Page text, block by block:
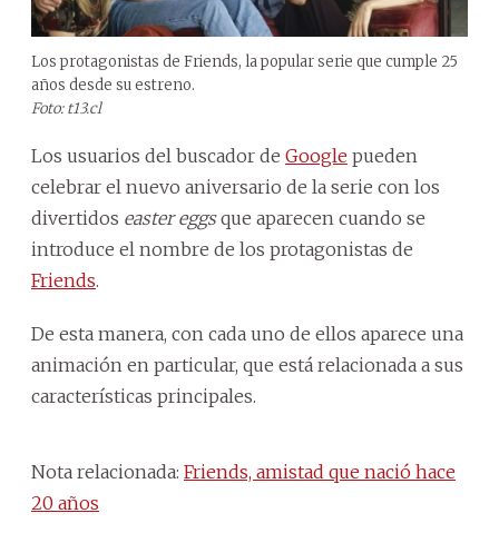
Los protagonistas de Friends, la popular serie que cumple 25
años desde su estreno.
Foto: t13.cl
Los usuarios del buscador de Google pueden
celebrar el nuevo aniversario de la serie con los
divertidos easter eggsque aparecen cuando se
introduce el nombre de los protagonistas de
Friends.
De esta manera, con cada uno de ellos aparece una
animación en particular, que está relacionada a sus
características principales.
Nota relacionada: Friends, amistad que nació hace
20 años